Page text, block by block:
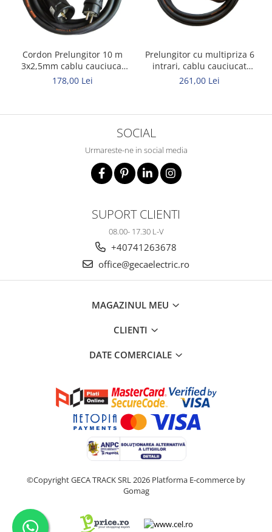
Cordon Prelungitor 10 m
3x2,5mm cablu cauciucat
Titanex
178,00 Lei
Prelungitor cu multipriza 6
intrari, cablu cauciucat
Titanex 10m 3x2,5mm
261,00 Lei
SOCIAL
Urmareste-ne in social media
SUPORT CLIENTI
08.00- 17.30 L-V
+40741263678
office@gecaelectric.ro
MAGAZINUL MEU
CLIENTI
DATE COMERCIALE
©Copyright GECA TRACK SRL 2026 Platforma E-commerce by
Gomag